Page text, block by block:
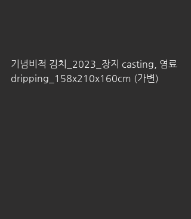
기념비적 김치_2023_장지 casting, 염료
dripping_158x210x160cm (가변)